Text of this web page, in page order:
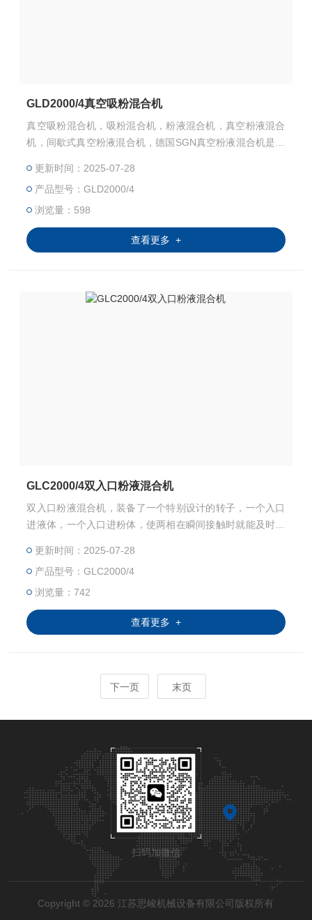
GLD2000/4真空吸粉混合机
真空吸粉混合机，吸粉混合机，粉液混合机，真空粉液混合
机，间歇式真空粉液混合机，德国SGN真空粉液混合机是利
吸粉，混合。
更新时间：2025-07-28
产品型号：GLD2000/4
浏览量：598
查看更多 +
GLC2000/4双入口粉液混合机
双入口粉液混合机，装备了一个特别设计的转子，一个入口
进液体，一个入口进粉体，使两相在瞬间接触时就能及时的
后密封加料入口，在腔体中继续分散混合。根据产品要求，
粉末的性状，可达到70%的浓度。另外，如果粘度过高，也
可在入口前加一台泵。
更新时间：2025-07-28
产品型号：GLC2000/4
浏览量：742
查看更多 +
下一页 末页
扫码加微信
Copyright © 2026 江苏思峻机械设备有限公司版权所有